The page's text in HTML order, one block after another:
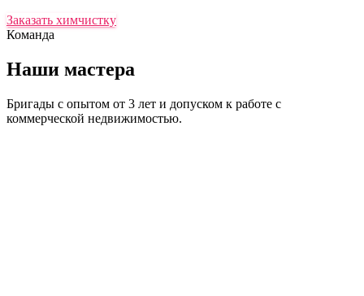
Заказать химчистку
Команда
Наши мастера
Бригады с опытом от 3 лет и допуском к работе с
коммерческой недвижимостью.